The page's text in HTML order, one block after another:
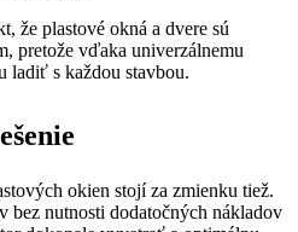
že plastové okná a dvere sú
pretože vďaka univerzálnemu
ladiť s každou stavbou.
okien stojí za zmienku tiež.
bez nutnosti dodatočných nákladov